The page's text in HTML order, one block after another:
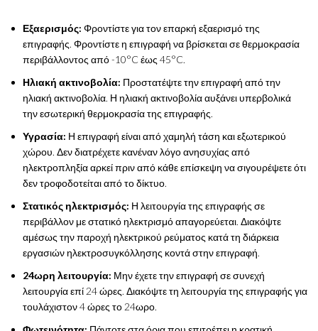
Εξαερισμός: Φροντίστε για τον επαρκή εξαερισμό της
επιγραφής. Φροντίστε η επιγραφή να βρίσκεται σε θερμοκρασία
περιβάλλοντος από -10°C έως 45°C.
Ηλιακή ακτινοβολία: Προστατέψτε την επιγραφή από την
ηλιακή ακτινοβολία. Η ηλιακή ακτινοβολία αυξάνει υπερβολικά
την εσωτερική θερμοκρασία της επιγραφής.
Υγρασία: Η επιγραφή είναι από χαμηλή τάση και εξωτερικού
χώρου. Δεν διατρέχετε κανέναν λόγο ανησυχίας από
ηλεκτροπληξία αρκεί πριν από κάθε επίσκεψη να σιγουρέψετε ότι
δεν τροφοδοτείται από το δίκτυο.
Στατικός ηλεκτρισμός: Η λειτουργία της επιγραφής σε
περιβάλλον με στατικό ηλεκτρισμό απαγορεύεται. Διακόψτε
αμέσως την παροχή ηλεκτρικού ρεύματος κατά τη διάρκεια
εργασιών ηλεκτροσυγκόλλησης κοντά στην επιγραφή.
24ωρη λειτουργία: Μην έχετε την επιγραφή σε συνεχή
λειτουργία επί 24 ώρες. Διακόψτε τη λειτουργία της επιγραφής για
τουλάχιστον 4 ώρες το 24ωρο.